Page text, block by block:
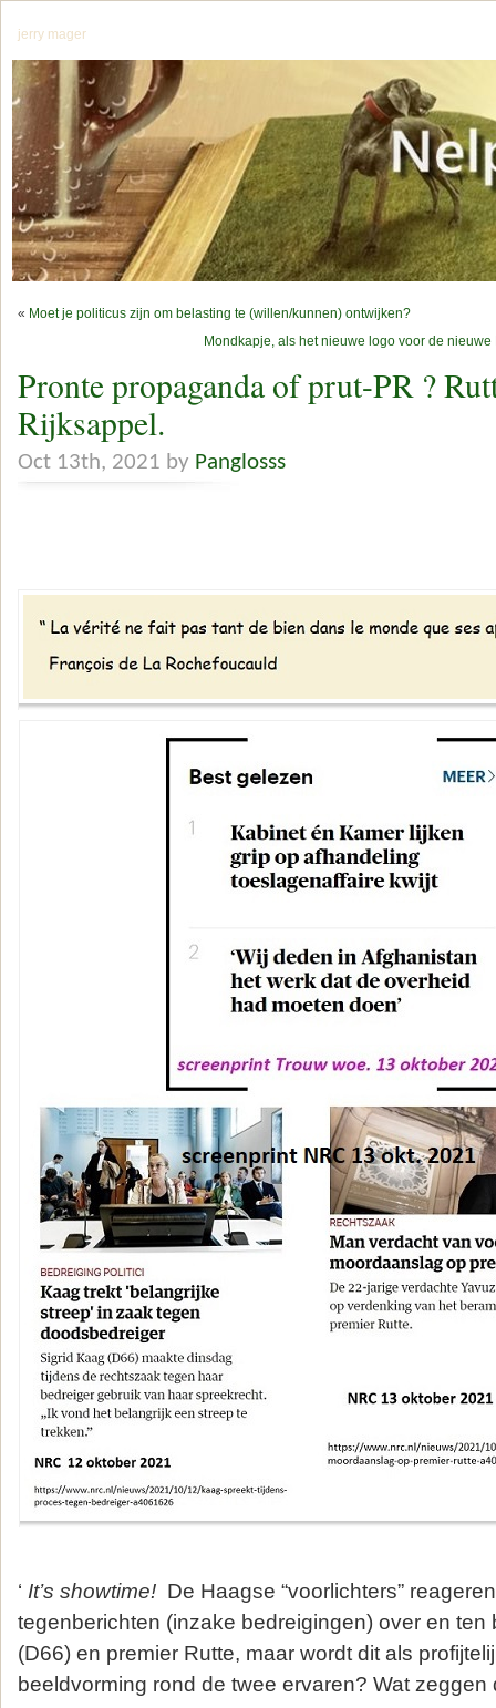
jerry mager
« Moet je politicus zijn om belasting te (willen/kunnen) ontwijken?
Mondkapje, als het nieuwe logo voor de
Pronte propaganda of prut-PR ?
Rijksappel.
Oct 13th, 2021 by Panglosss
‘ It’s showtime! De Haagse “voorlichters”
tegenberichten (inzake bedreigingen) over en ten
(D66) en premier Rutte, maar wordt dit als
beeldvorming rond de twee ervaren? Wat zeggen